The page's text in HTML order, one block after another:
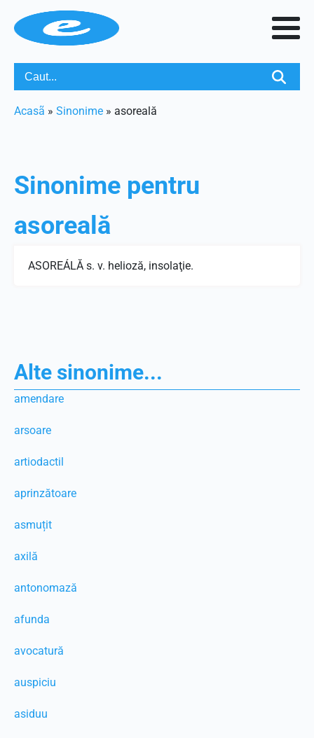
Acasã » Sinonime » asoreală
Sinonime pentru
asoreală
ASOREÁLĂ s. v. helioză, insolaţie.
Alte sinonime...
amendare
arsoare
artiodactil
aprinzătoare
asmuțit
axilă
antonomază
afunda
avocatură
auspiciu
asiduu